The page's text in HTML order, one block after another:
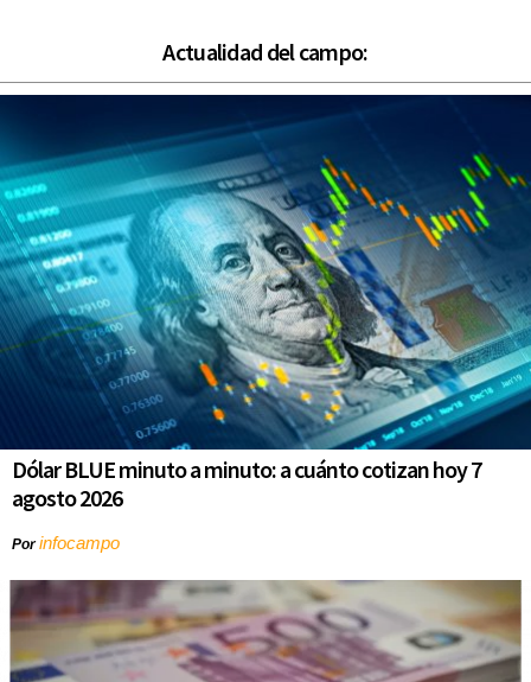
Actualidad del campo:
Dólar BLUE minuto a minuto: a cuánto cotizan hoy 7
agosto 2026
Porinfocampo